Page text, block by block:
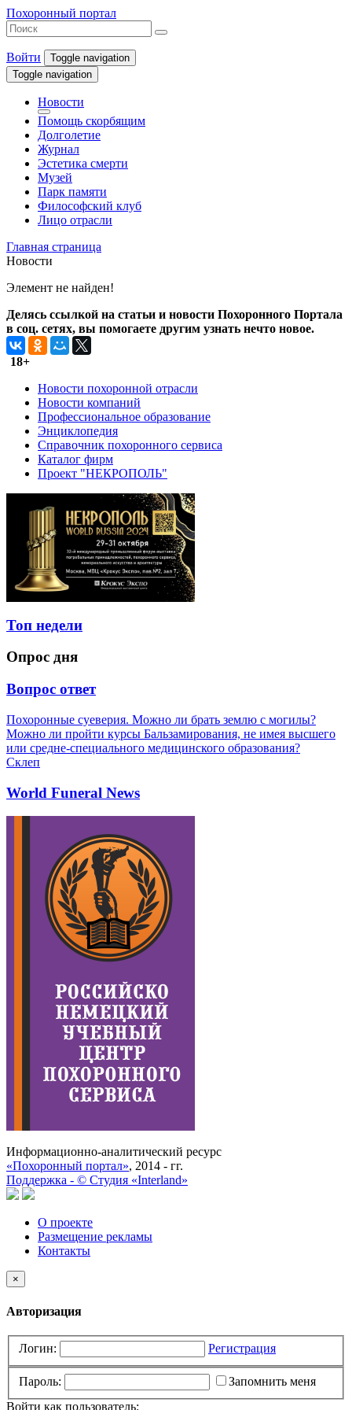
Похоронный портал
Войти
Toggle navigation
Toggle navigation
Новости
Помощь скорбящим
Долголетие
Журнал
Эстетика смерти
Музей
Парк памяти
Философский клуб
Лицо отрасли
Главная страница
Новости
Элемент не найден!
Делясь ссылкой на статьи и новости Похоронного Портала
в соц. сетях, вы помогаете другим узнать нечто новое.
18+
Новости похоронной отрасли
Новости компаний
Профессиональное образование
Энциклопедия
Справочник похоронного сервиса
Каталог фирм
Проект "НЕКРОПОЛЬ"
Топ недели
Опрос дня
Вопрос ответ
Похоронные суеверия. Можно ли брать землю с могилы?
Можно ли пройти курсы Бальзамирования, не имея высшего
или средне-специального медицинского образования?
Склеп
World Funeral News
Информационно-аналитический ресурс
«Похоронный портал», 2014 - гг.
Поддержка - © Cтудия «Interland»
О проекте
Размещение рекламы
Контакты
×
Авторизация
Логин: Регистрация
Пароль:
Запомнить меня
Войти как пользователь: